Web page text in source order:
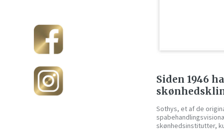
Siden 1946
Sothys, et af de
skønhedsinstitutter,